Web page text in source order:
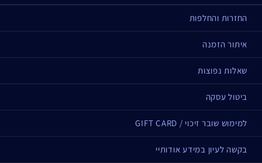
החזרות והחלפות
איתור הזמנה
שאלות נפוצות
ביטול עסקה
למימוש שובר זיכוי / GIFT CARD
בקשה לעיון במידע אודותיי